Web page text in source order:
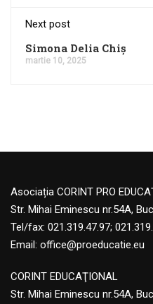
Next post
Simona Delia Chiș
martie 10, 2025
Asociația CORINT PRO
Str. Mihai Eminescu nr.54A,
Tel/fax: 021.319.47.97;
Email: office@proeducatie.eu
CORINT EDUCAŢIONAL
Str. Mihai Eminescu nr.54A,